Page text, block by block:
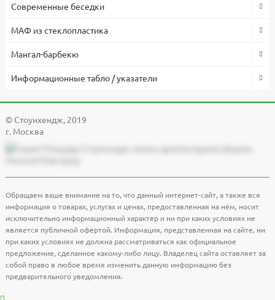
Современные беседки
МАФ из стеклопластика
Мангал-барбекю
Информационные табло / указатели
© Cтоунхендж, 2019
г. Москва
Обращаем ваше внимание на то, что данный интернет-сайт, а также вся
информация о товарах, услугах и ценах, предоставленная на нём, носит
исключительно информационный характер и ни при каких условиях не
является публичной офертой. Информация, представленная на сайте, ни
при каких условиях не должна рассматриваться как официальное
предложение, сделанное какому-либо лицу. Владелец сайта оставляет за
собой право в любое время изменить данную информацию без
предварительного уведомления.